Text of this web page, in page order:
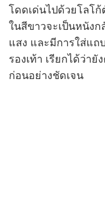
โดดเด่นไปด้วยโลโ
ในสีขาวจะเป็นหนัง
แสง และมีการใส่แถ
รองเท้า เรียกได้ว่า
ก่อนอย่างชัดเจน